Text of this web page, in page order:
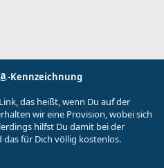
-Kennzeichnung
das heißt, wenn Du auf der
wir eine Provision, wobei sich
hilfst Du damit bei der
das für Dich völlig kostenlos.